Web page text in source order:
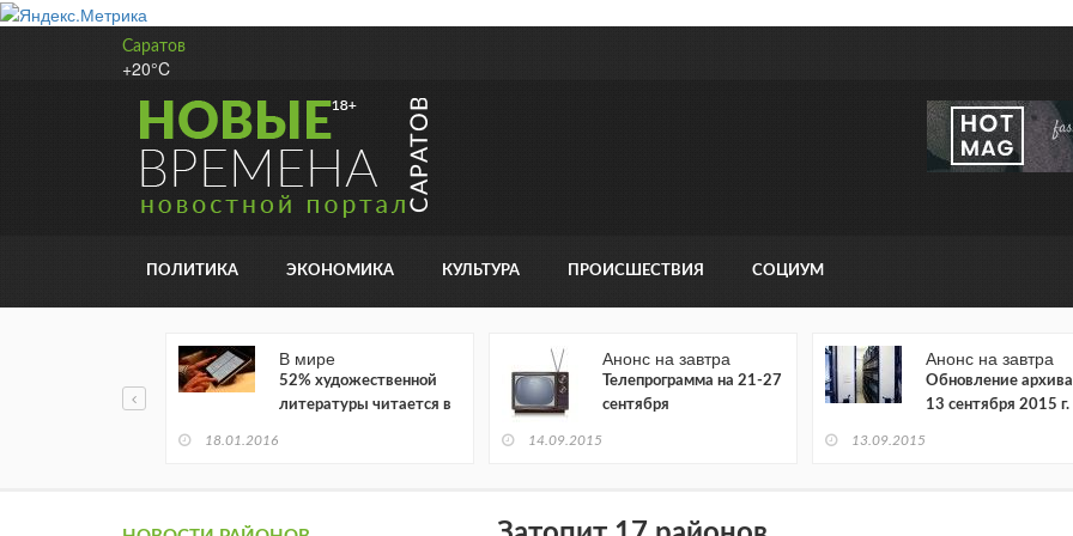
Саратов
+20°C
ПОЛИТИКА ЭКОНОМИКА КУЛЬТУРА ПРОИСШЕСТВИЯ СОЦИУМ
В мире
52% художественной
литературы читается в
18.01.2016
Анонс на завтра
Телепрограмма на 21-27
сентября
14.09.2015
Анонс на завтра
Обновление архива
13 сентября 2015 г.
13.09.2015